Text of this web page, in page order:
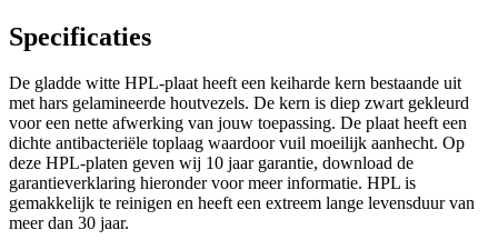
Specificaties
De gladde witte HPL-plaat heeft een keiharde kern bestaande uit
met hars gelamineerde houtvezels. De kern is diep zwart gekleurd
voor een nette afwerking van jouw toepassing. De plaat heeft een
dichte antibacteriële toplaag waardoor vuil moeilijk aanhecht. Op
deze HPL-platen geven wij 10 jaar garantie, download de
garantieverklaring hieronder voor meer informatie. HPL is
gemakkelijk te reinigen en heeft een extreem lange levensduur van
meer dan 30 jaar.